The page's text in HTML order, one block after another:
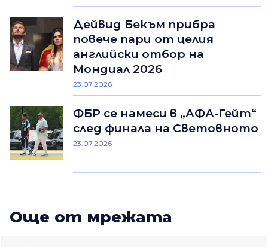
Дейвид Бекъм прибра
повече пари от целия
английски отбор на
Мондиал 2026
23.07.2026
ФБР се намеси в „АФА-Гейт“
след финала на Световното
23.07.2026
Oще от мрежата